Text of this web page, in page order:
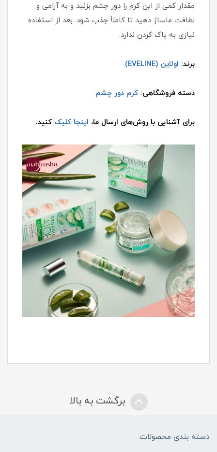
مقدار کمی از این کرم را دور چشم بزنید و به آرامی و
لطافت ماساژ دهید تا کاملاً جذب شود. بعد از استفاده
نیازی به پاک کردن ندارد.
برند: اولاین (EVELINE)
دسته فروشگاهی: کرم دور چشم
برای آشنایی با روش‌های ارسال ما، اینجا کلیک کنید.
برگشت به بالا
دسته بندی محصولات